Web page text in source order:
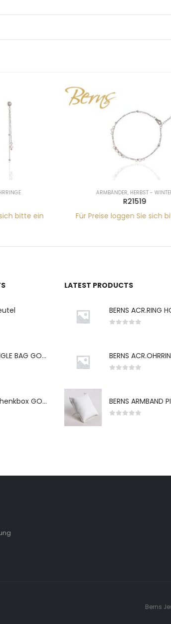
bitte ein
ARMBÄNDER, HERBST -
R21519
Für Preise loggen Sie sich
BERNS TRIANGLE BAG GO-WH "S" 7*5CM
BERNS Geschenkbox GO-WH 65*65*38MM FOR SMALL SETS
LATEST PRODUCTS
Berns